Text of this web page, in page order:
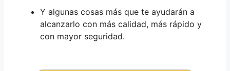
Y algunas cosas más que te ayudarán a
alcanzarlo con más calidad, más rápido y
con mayor seguridad.